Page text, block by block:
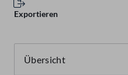
Exportieren